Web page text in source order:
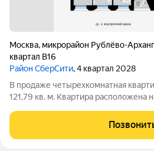
Москва, микрорайон Рублёво-
квартал В16
Район СберСити, 4 квартал 2028
В продаже четырехкомнатная квартира, общей площадью
121,79 кв. м. Квартира расположена
района СберСити, который строит
В16 создало итальянское бюро